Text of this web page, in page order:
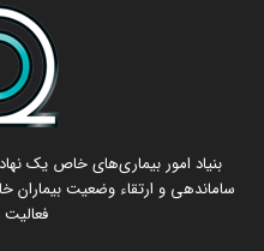
بنیاد امور بیماری‌های خاص یک
ساماندهی و ارتقاء وضعیت